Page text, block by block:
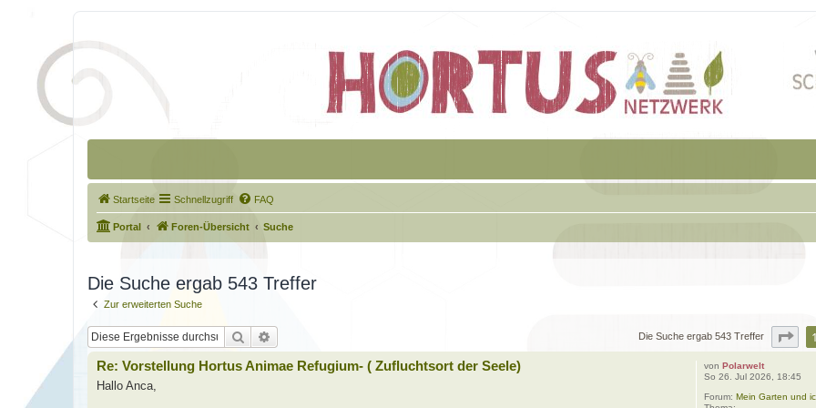
Startseite Schnellzugriff FAQ
Portal Foren-Übersicht Suche
Die Suche ergab 543 Treffer
Zur erweiterten Suche
Suche Die Suche ergab 543 Treffer Seite1
vonPolarwelt
So 26. Jul 2026, 18:45
Forum:Mein Garten und
Re: Vorstellung Hortus Animae Refugium- ( Zufluchtsort der Seele)
Hallo Anca,